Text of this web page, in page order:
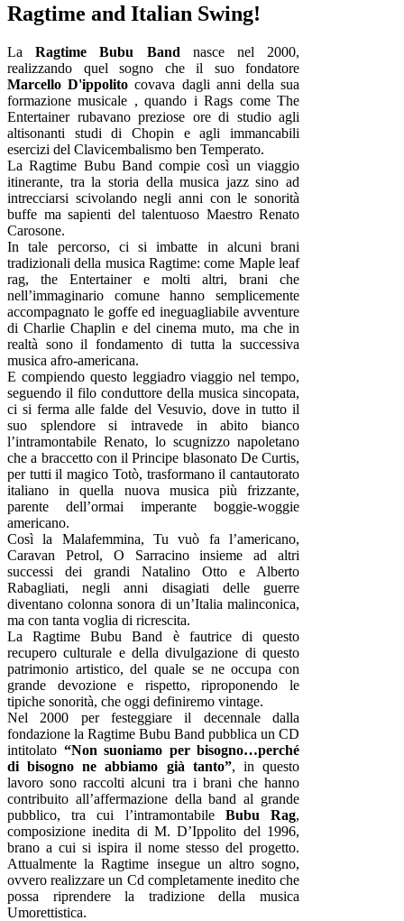
Ragtime and Italian Swing!
LaRagtime Bubu Band nasce nel 2000,
realizzando quel sogno che il suo fondatore
Marcello D'ippolito covava dagli anni della sua
formazione musicale , quando i Rags come The
Entertainer rubavano preziose ore di studio agli
altisonanti studi di Chopin e agli immancabili
esercizi del Clavicembalismo ben Temperato.
La Ragtime Bubu Band compie così un viaggio
itinerante, tra la storia della musica jazz sino ad
intrecciarsi scivolando negli anni con le sonorità
buffe ma sapienti del talentuoso Maestro Renato
Carosone.
In tale percorso, ci si imbatte in alcuni brani
tradizionali della musica Ragtime: come Maple leaf
rag, the Entertainer e molti altri, brani che
nell’immaginario comune hanno semplicemente
accompagnato le goffe ed ineguagliabile avventure
di Charlie Chaplin e del cinema muto, ma che in
realtà sono il fondamento di tutta la successiva
musica afro-americana.
E compiendo questo leggiadro viaggio nel tempo,
seguendo il filo conduttore della musica sincopata,
ci si ferma alle falde del Vesuvio, dove in tutto il
suo splendore si intravede in abito bianco
l’intramontabile Renato, lo scugnizzo napoletano
che a braccetto con il Principe blasonato De Curtis,
per tutti il magico Totò, trasformano il cantautorato
italiano in quella nuova musica più frizzante,
parente dell’ormai imperante boggie-woggie
americano.
Così la Malafemmina, Tu vuò fa l’americano,
Caravan Petrol, O Sarracino insieme ad altri
successi dei grandi Natalino Otto e Alberto
Rabagliati, negli anni disagiati delle guerre
diventano colonna sonora di un’Italia malinconica,
ma con tanta voglia di ricrescita.
La Ragtime Bubu Band è fautrice di questo
recupero culturale e della divulgazione di questo
patrimonio artistico, del quale se ne occupa con
grande devozione e rispetto, riproponendo le
tipiche sonorità, che oggi definiremo vintage.
Nel 2000 per festeggiare il decennale dalla
fondazione la Ragtime Bubu Band pubblica un CD
intitolato “Non suoniamo per bisogno…perché
di bisogno ne abbiamo già tanto”, in questo
lavoro sono raccolti alcuni tra i brani che hanno
contribuito all’affermazione della band al grande
pubblico, tra cui l’intramontabile Bubu Rag,
composizione inedita di M. D’Ippolito del 1996,
brano a cui si ispira il nome stesso del progetto.
Attualmente la Ragtime insegue un altro sogno,
ovvero realizzare un Cd completamente inedito che
possa riprendere la tradizione della musica
Umorettistica.